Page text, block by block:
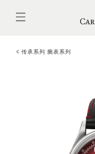
传承系列 腕表系列